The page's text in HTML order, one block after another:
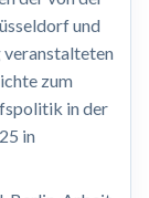
und
zum
in der
in